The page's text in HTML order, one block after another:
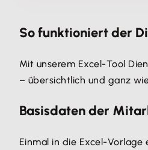
So funktioniert der
Mit unserem Excel-Tool
– übersichtlich und ganz
Basisdaten der
Einmal in die Excel-